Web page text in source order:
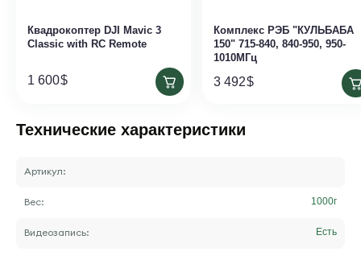
Квадрокоптер DJI Mavic 3
Classic with RC Remote
1 600$
Комплекс РЭБ "КУЛЬБАБА
150" 715-840, 840-950, 950-
1010МГц
3 492$
Технические характеристики
Артикул:
Вес: 1000г
Видеозапись: Есть